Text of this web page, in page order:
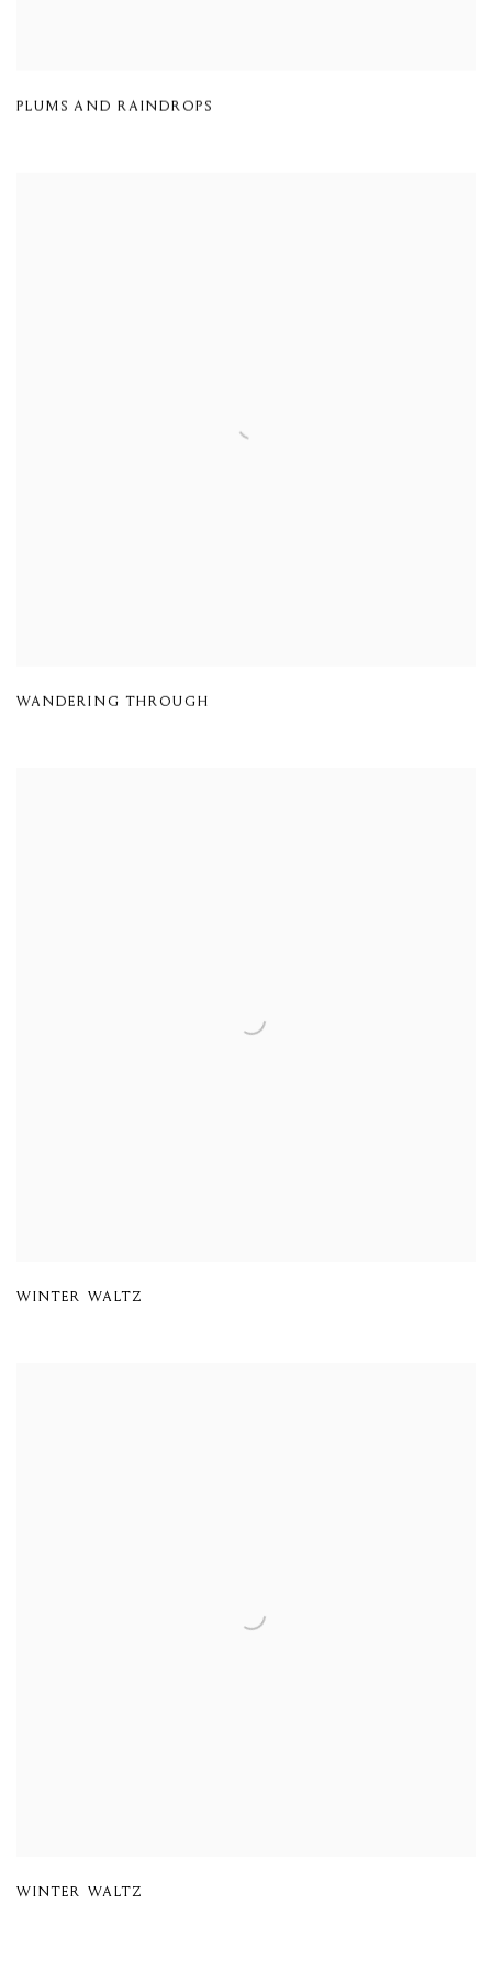
PLUMS AND RAINDROPS
WANDERING THROUGH
WINTER WALTZ
WINTER WALTZ